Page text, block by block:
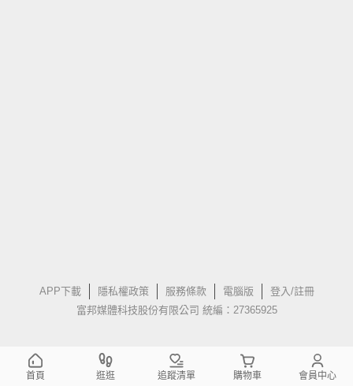
APP下載 隱私權政策 服務條款 電腦版
登入/註冊
富邦媒體科技股份有限公司 統編：27365925
首頁 逛逛 追蹤清單 購物車 會員中心